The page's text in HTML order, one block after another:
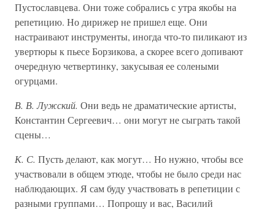
Пустославцева. Они тоже собрались с утра якобы на
репетицию. Но дирижер не пришел еще. Они
настраивают инструменты, иногда что-то пиликают из
увертюры к пьесе Борзикова, а скорее всего допивают
очередную четвертинку, закусывая ее солеными
огурцами.
В. В. Лужский. Они ведь не драматические артисты,
Константин Сергеевич… они могут не сыграть такой
сцены…
К. С. Пусть делают, как могут… Но нужно, чтобы все
участвовали в общем этюде, чтобы не было среди нас
наблюдающих. Я сам буду участвовать в репетиции с
разными группами… Попрошу и вас, Василий